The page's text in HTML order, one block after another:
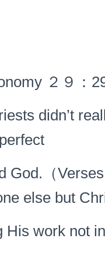
２９：29
didn’t
（Verses
else but
work not